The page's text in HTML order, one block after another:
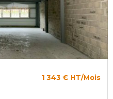
1 343 € HT/Mois